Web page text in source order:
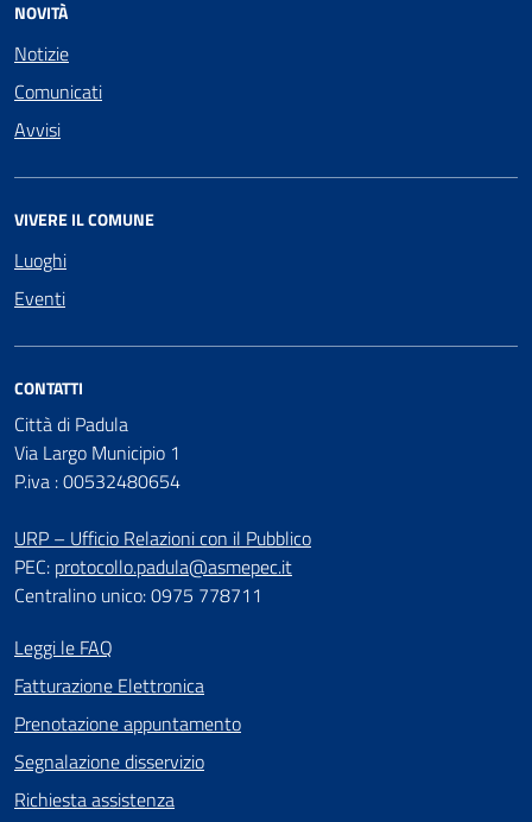
NOVITÀ
Notizie
Comunicati
Avvisi
VIVERE IL COMUNE
Luoghi
Eventi
CONTATTI
Città di Padula
Via Largo Municipio 1
P.iva : 00532480654
URP – Ufficio Relazioni con il Pubblico
PEC: protocollo.padula@asmepec.it
Centralino unico: 0975 778711
Leggi le FAQ
Fatturazione Elettronica
Prenotazione appuntamento
Segnalazione disservizio
Richiesta assistenza